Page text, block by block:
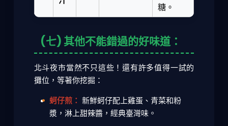
糖。
(七) 其他不能錯過的好味道：
北斗夜市當然不只這些！還有許多值得一試的
攤位，等著你挖掘：
蚵仔煎： 新鮮蚵仔配上雞蛋、青菜和粉
漿，淋上甜辣醬，經典臺灣味。